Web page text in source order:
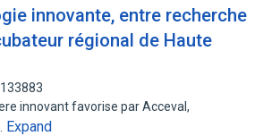
innovante, entre recherche
régional de Haute
innovant favorise par Acceval,
Expand